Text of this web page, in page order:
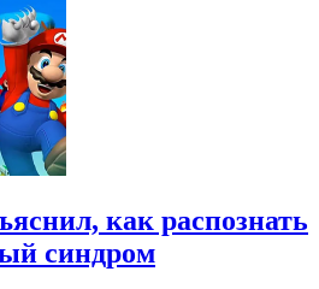
как распознать
синдром